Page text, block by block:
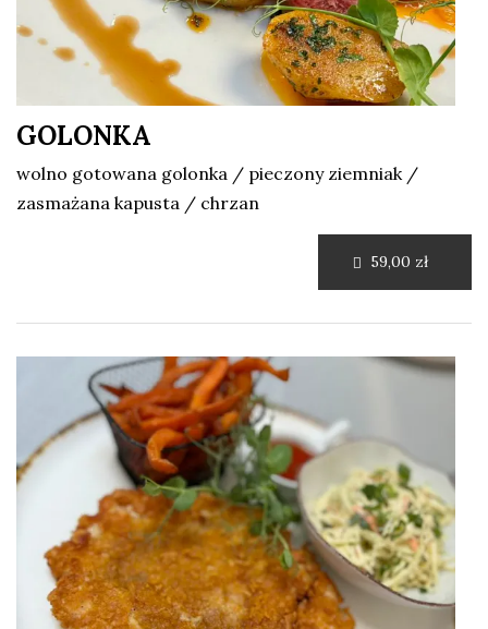
GOLONKA
wolno gotowana golonka / pieczony ziemniak /
zasmażana kapusta / chrzan